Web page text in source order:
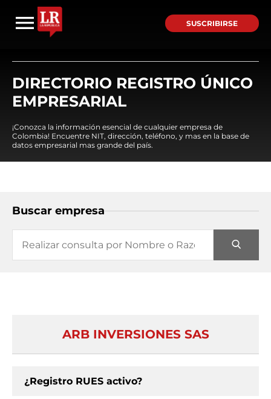
SUSCRIBIRSE
DIRECTORIO REGISTRO ÚNICO
EMPRESARIAL
¡Conozca la información esencial de cualquier empresa de
Colombia! Encuentre NIT, dirección, teléfono, y mas en la base de
datos empresarial mas grande del país.
Buscar empresa
ARB INVERSIONES SAS
¿Registro RUES activo?